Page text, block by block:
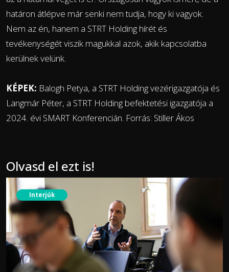
határon átlépve már senki nem tudja, hogy ki vagyok.
Nem az én, hanem a STRT Holding hírét és
tevékenységét viszik magukkal azok, akik kapcsolatba
kerülnek velünk.
KÉPEK: Balogh Petya, a STRT Holding vezérigazgatója és
Langmár Péter, a STRT Holding befektetési igazgatója a
2024. évi SMART Konferencián. Forrás: Stiller Ákos
Olvasd el ezt is!
Interjúk